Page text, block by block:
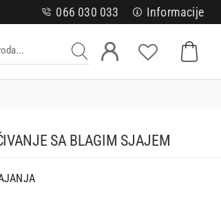
066 030 033 Informacije
SA BLAGIM SJAJEM